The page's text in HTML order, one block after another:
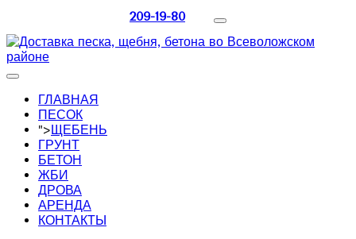
209-19-80
ГЛАВНАЯ
ПЕСОК
">ЩЕБЕНЬ
ГРУНТ
БЕТОН
ЖБИ
ДРОВА
АРЕНДА
КОНТАКТЫ